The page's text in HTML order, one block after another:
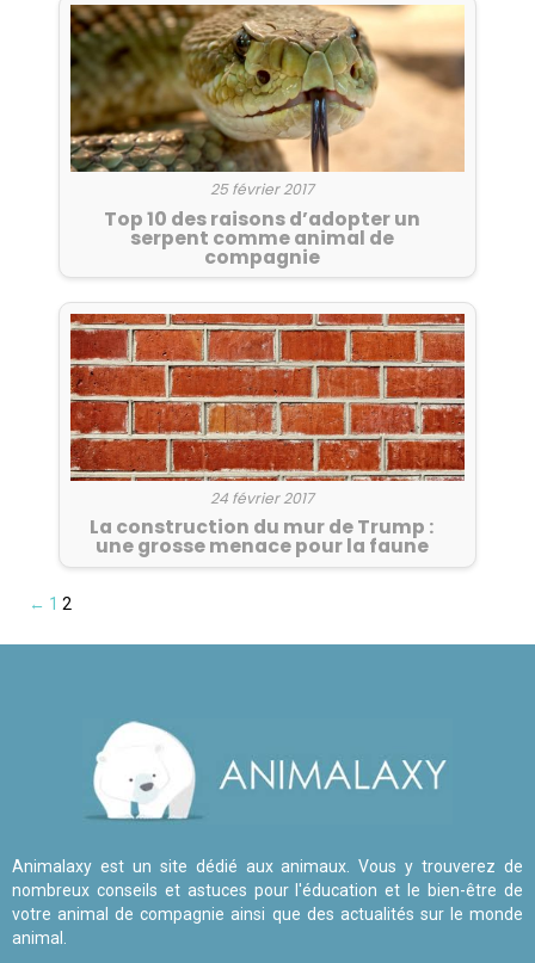
25 février 2017
Top 10 des raisons d’adopter un
serpent comme animal de
compagnie
24 février 2017
La construction du mur de Trump :
une grosse menace pour la faune
Pagination
← 1 2
Animalaxy est un site dédié aux animaux. Vous y trouverez de
nombreux conseils et astuces pour l'éducation et le bien-être de
votre animal de compagnie ainsi que des actualités sur le monde
animal.